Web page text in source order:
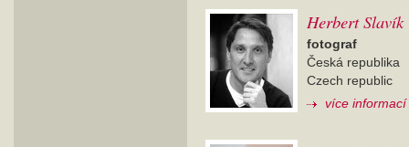
Herbert Slavík
fotograf
Česká republika
Czech republic
více informací